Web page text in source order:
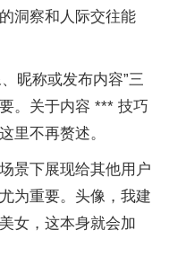
洞察和人际交往能
昵称或发布内容”三
。关于内容 *** 技巧
里不再赘述。
景下展现给其他用户
为重要。头像，我建
女，这本身就会加